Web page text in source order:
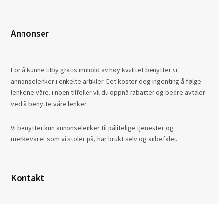
Annonser
For å kunne tilby gratis innhold av høy kvalitet benytter vi
annonselenker i enkelte artikler. Det koster deg ingenting å følge
lenkene våre. I noen tilfeller vil du oppnå rabatter og bedre avtaler
ved å benytte våre lenker.
Vi benytter kun annonselenker til pålitelige tjenester og
merkevarer som vi stoler på, har brukt selv og anbefaler.
Kontakt